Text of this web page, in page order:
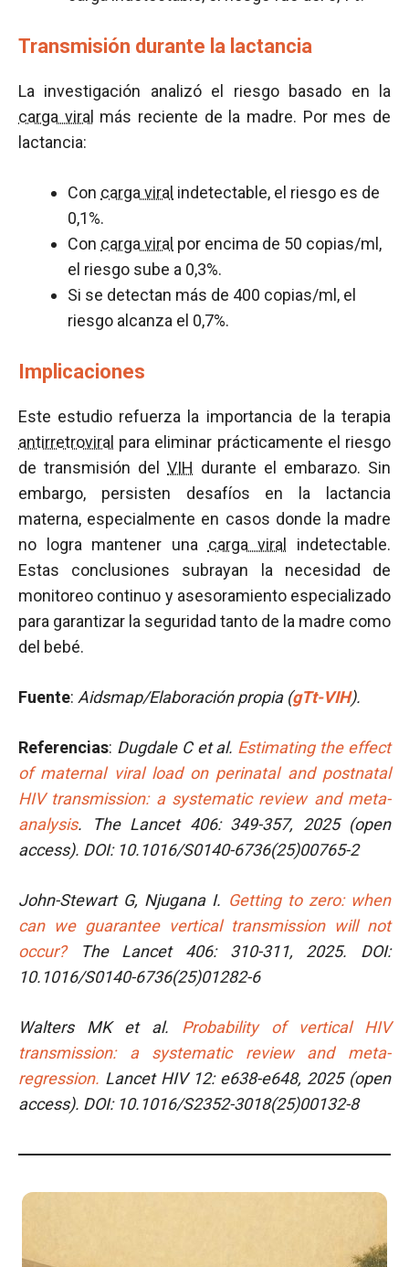
Transmisión durante la lactancia
La investigación analizó el riesgo basado en la
carga viral más reciente de la madre. Por mes de
lactancia:
Con carga viral indetectable, el riesgo es de
0,1%.
Con carga viral por encima de 50 copias/ml,
el riesgo sube a 0,3%.
Si se detectan más de 400 copias/ml, el
riesgo alcanza el 0,7%.
Implicaciones
Este estudio refuerza la importancia de la terapia
antirretroviral para eliminar prácticamente el riesgo
de transmisión del VIH durante el embarazo. Sin
embargo, persisten desafíos en la lactancia
materna, especialmente en casos donde la madre
no logra mantener una carga viral
indetectable.
Estas conclusiones subrayan la necesidad de
monitoreo continuo y asesoramiento especializado
para garantizar la seguridad tanto de la madre como
del bebé.
Fuente: Aidsmap/Elaboración propia (gTt-VIH).
Referencias: Dugdale C et al. Estimating the effect
of maternal viral load on perinatal and postnatal
HIV transmission: a systematic review and meta-
analysis. The Lancet 406: 349-357, 2025 (open
access). DOI: 10.1016/S0140-6736(25)00765-2
John-Stewart G, Njugana I. Getting to zero: when
can we guarantee vertical transmission will not
occur?The Lancet 406: 310-311, 2025. DOI:
10.1016/S0140-6736(25)01282-6
Walters MK et al. Probability of vertical HIV
transmission: a systematic review and meta-
regression. Lancet HIV 12: e638-e648, 2025 (open
access). DOI: 10.1016/S2352-3018(25)00132-8